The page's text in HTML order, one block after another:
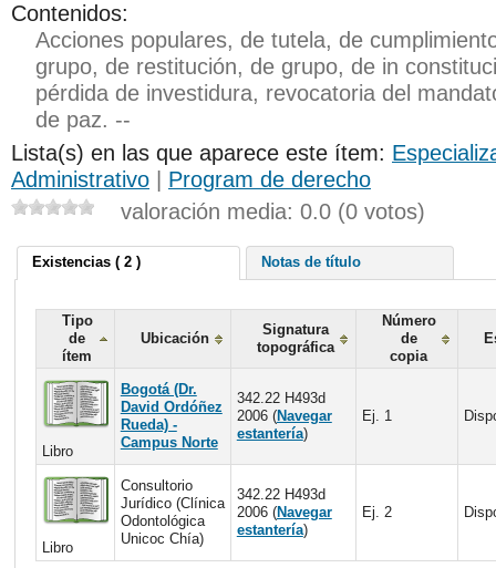
Contenidos:
Acciones populares, de tutela, de
grupo, de restitución, de grupo, de in
pérdida de investidura, revocatoria del
de paz. --
Lista(s) en las que aparece este ítem:
Administrativo
Program de derecho
valoración media: 0.0 (0 votos)
Existencias ( 2 ) Notas de título
Tipo
de
ítem
Ubicación
Signatura
topográfica
Número
de
copia
Libro
Bogotá (Dr.
David Ordóñez
Rueda) -
Campus Norte
342.22 H493d
2006 (Navegar
estantería)
Ej. 1
Libro
Consultorio
Jurídico (Clínica
Odontológica
Unicoc Chía)
342.22 H493d
2006 (Navegar
estantería)
Ej. 2